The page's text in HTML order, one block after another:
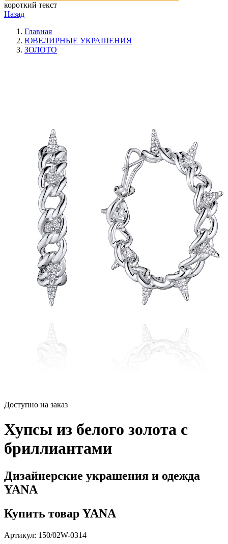
короткий текст
Назад
Главная
ЮВЕЛИРНЫЕ УКРАШЕНИЯ
ЗОЛОТО
Доступно на заказ
Хупсы из белого золота с
бриллиантами
Дизайнерские украшения и одежда
YANA
Купить товар YANA
Артикул: 150/02W-0314